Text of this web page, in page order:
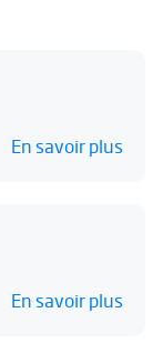
En savoir plus
En savoir plus